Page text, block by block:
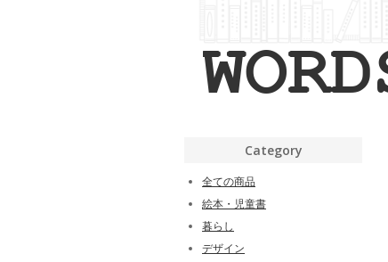
Category
全ての商品
絵本・児童書
暮らし
デザイン